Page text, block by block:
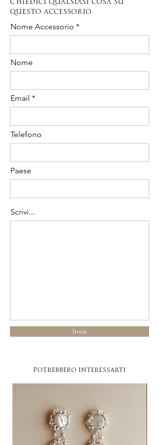
Il costo è pari al 20% del totale
dell'acquisto.
Contattaci per richiedere la disponibilità
dell' Ordine Urgente per il seguente
Chiedici qualsiasi cosa su
questo accessorio
Nome Accessorio
Nome
Email
Telefono
Paese
Scrivi...
Invia
Potrebbero interessarti